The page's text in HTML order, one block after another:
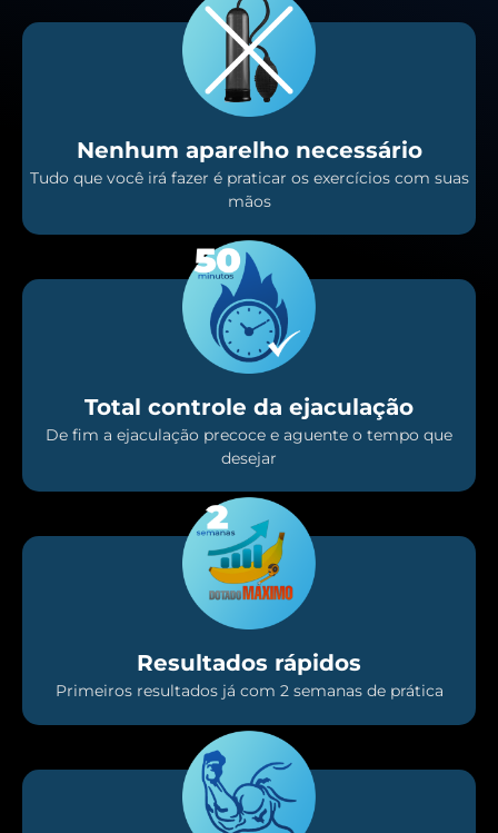
Nenhum aparelho necessário
Tudo que você irá fazer é praticar os exercícios com suas
mãos
Total controle da ejaculação
De fim a ejaculação precoce e aguente o tempo que
desejar
Resultados rápidos
Primeiros resultados já com 2 semanas de prática